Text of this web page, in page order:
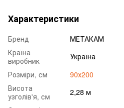
Характеристики
Бренд
МЕТАКАМ
Країна
виробник
Україна
Розміри, см
90х200
Висота
узголів'я, см
2,28 м